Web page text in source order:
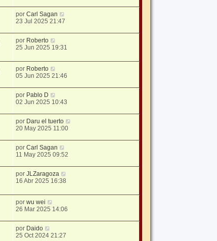
porCarl Sagan
23 Jul 2025 21:47
por Roberto
25 Jun 2025 19:31
por Roberto
05 Jun 2025 21:46
por Pablo D
02 Jun 2025 10:43
por Daru el tuerto
20 May 2025 11:00
porCarl Sagan
11 May 2025 09:52
porJLZaragoza
16 Abr 2025 16:38
porwu wei
26 Mar 2025 14:06
por Daido
25 Oct 2024 21:27